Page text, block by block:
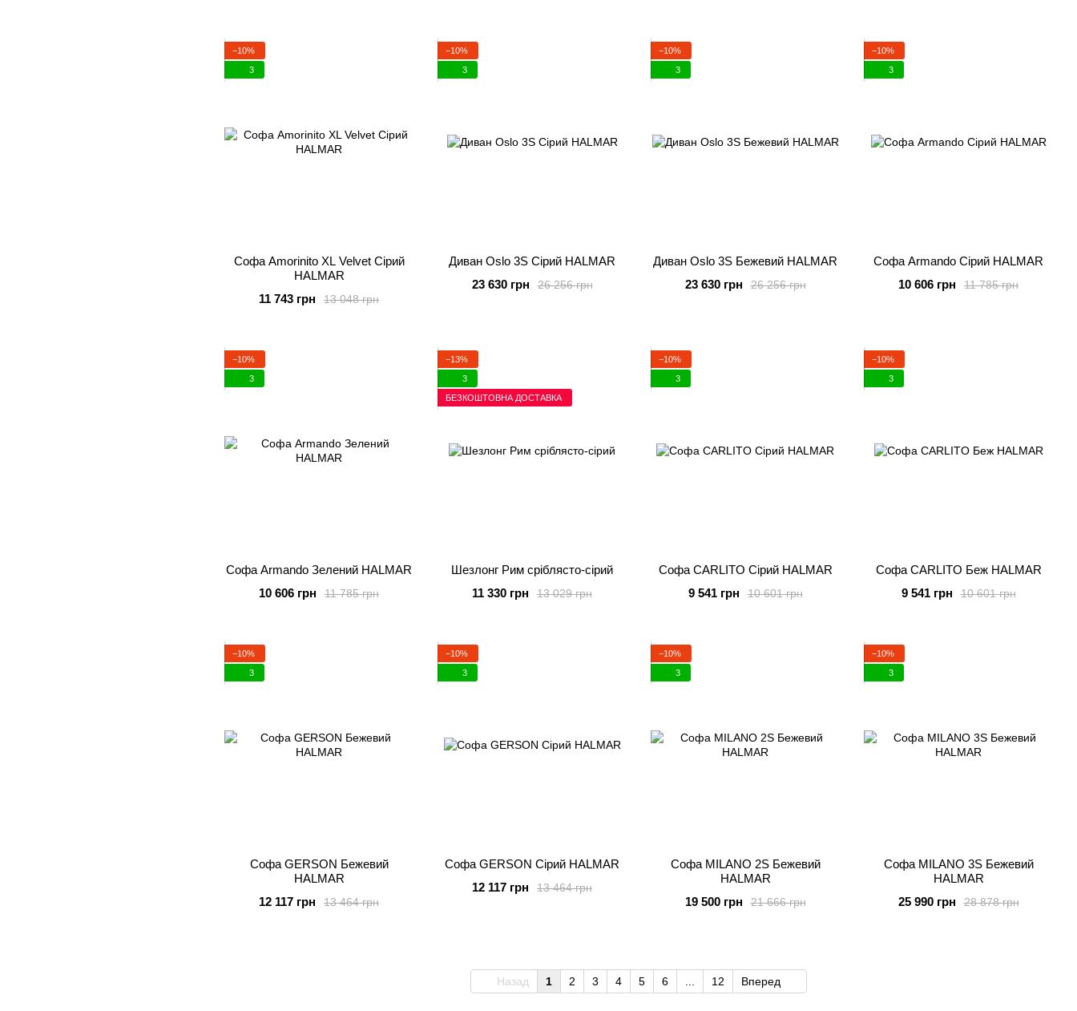
−10%
3
Софа Amorinito XL Velvet Сірий
HALMAR
13 048 грн
11 743 грн
−10%
3
Диван Oslo 3S Сірий HALMAR
26 256 грн
23 630 грн
−10%
3
Диван Oslo 3S Бежевий HALMAR
26 256 грн
23 630 грн
−10%
3
Софа Armando Сірий HALMAR
11 785 грн
10 606 грн
−10%
3
Софа Armando Зелений HALMAR
11 785 грн
10 606 грн
−13%
3
БЕЗКОШТОВНА ДОСТАВКА
Шезлонг Рим сріблясто-сірий
13 029 грн
11 330 грн
−10%
3
Софа CARLITO Сірий HALMAR
10 601 грн
9 541 грн
−10%
3
Софа CARLITO Беж HALMAR
10 601 грн
9 541 грн
−10%
3
Софа GERSON Бежевий
HALMAR
13 464 грн
12 117 грн
−10%
3
Софа GERSON Сірий HALMAR
13 464 грн
12 117 грн
−10%
3
Софа MILANO 2S Бежевий
HALMAR
21 666 грн
19 500 грн
−10%
3
Софа MILANO 3S Бежевий
HALMAR
28 878 грн
25 990 грн
Назад 1 2 3 4 5 6 12 Вперед